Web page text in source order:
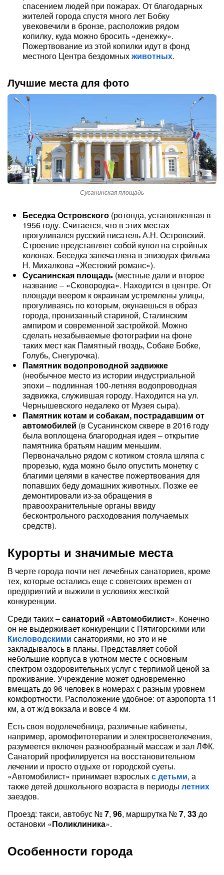
спасением людей при пожарах. От благодарных
жителей города спустя много лет Бобку
увековечили в бронзе, расположив рядом
копилку, куда можно бросить «денежку».
Пожертвование из этой копилки идут в фонд
местного Центра бездомныхживотных.
Лучшие места для фото
Сусанинская площадь
Беседка Островского (ротонда, установленная в
1956 году. Считается, что в этих местах
прогуливался русский писатель А.Н. Островский.
Строение представляет собой купол на стройных
колонах. Беседка запечатлена в эпизодах фильма
Н. Михалкова «Жестокий романс»).
Сусанинская площадь (местные дали и второе
название – «Сковородка». Находится в центре. От
площади веером к окраинам устремлены улицы,
прогуливаясь по которым, окунаешься в образ
города, пронизанный стариной, Сталинским
ампиром и современной застройкой. Можно
сделать незабываемые фотографии на фоне
таких мест как Памятный гвоздь, Собаке Бобке,
Голубь, Снегурочка).
Памятник водопроводной задвижке
(необычное место из истории индустриальной
эпохи – подлинная 100-летняя водопроводная
задвижка, служившая городу. Находится на ул.
Чернышевского недалеко от Музея сыра).
Памятник котам и собакам, пострадавшим от
автомобилей (в Сусанинском сквере в 2016 году
была воплощена благородная идея – открытие
памятника братьям нашим меньшим.
Первоначально рядом с котиком стояла шляпа с
прорезью, куда можно было опустить монетку с
благими целями в качестве пожертвования для
попавших беду домашних животных. Позже ее
демонтировали из-за обращения в
правоохранительные органы ввиду
бесконтрольного расходования получаемых
средств).
Курорты и значимые места
В черте города почти нет лечебных санаториев, кроме
тех, которые остались еще с советских времен от
предприятий и выжили в условиях жесткой
конкуренции.
Среди таких –санаторий «Автомобилист». Конечно
он не выдерживает конкуренции с Пятигорскими или
Кисловодскими санаториями, но это и не
закладывалось в планы. Представляет собой
небольшие корпуса в уютном месте с основным
спектром оздоровительных услуг с терпимой ценой за
проживание. Учреждение может одновременно
вмещать до 96 человек в номерах с разным уровнем
комфортности. Расположение удобное: от аэропорта 11
км, а от ж/д вокзала и вовсе 4 км.
Есть своя водолечебница, различные кабинеты,
например, аромофитотерапии и электросветолечения,
разумеется включен разнообразный массаж и зал ЛФК.
Санаторий профилируется на восстановительном
лечении и просто отдыхе от городской суеты.
«Автомобилист» принимает взрослыхс детьми, а
также детей дошкольного возраста в периоды летних
заездов.
Проезд: такси, автобус №7, 96, маршрутка №7, 33 до
остановки «Поликлиника».
Особенности города